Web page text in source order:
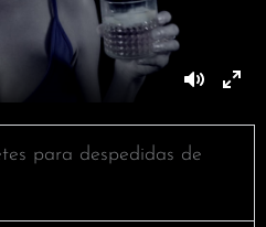
para despedidas de